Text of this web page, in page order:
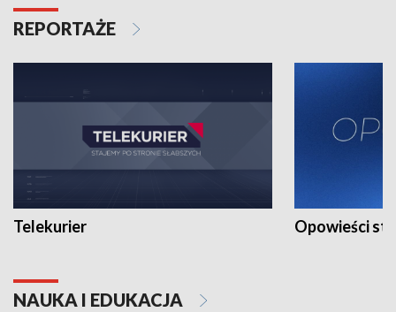
REPORTAŻE
Telekurier Opowieści
NAUKA I EDUKACJA